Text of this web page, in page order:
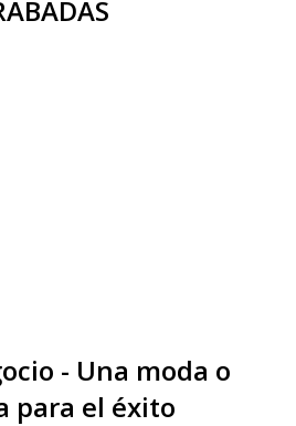
- Una moda o
para el éxito